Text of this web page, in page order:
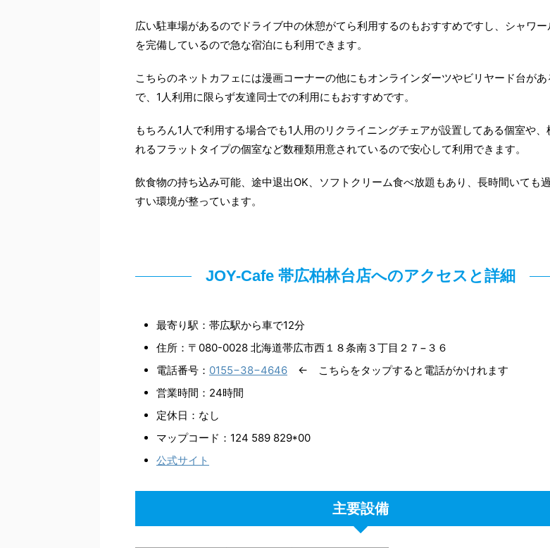
広い駐車場があるのでドライブ中の休憩がてら利用するのもおすすめですし、シャワー
を完備しているので急な宿泊にも利用できます。
こちらのネットカフェには漫画コーナーの他にもオンラインダーツやビリヤード台があ
で、1人利用に限らず友達同士での利用にもおすすめです。
もちろん1人で利用する場合でも1人用のリクライニングチェアが設置してある個室や、
れるフラットタイプの個室など数種類用意されているので安心して利用できます。
飲食物の持ち込み可能、途中退出OK、ソフトクリーム食べ放題もあり、長時間いても
すい環境が整っています。
JOY-Cafe 帯広柏林台店へのアクセスと詳細
最寄り駅：帯広駅から車で12分
住所：〒080-0028 北海道帯広市西１８条南３丁目２７−３６
電話番号： 0155−38−4646 ← こちらをタップすると電話がかけれます
営業時間：24時間
定休日：なし
マップコード：124 589 829*00
公式サイト
主要設備